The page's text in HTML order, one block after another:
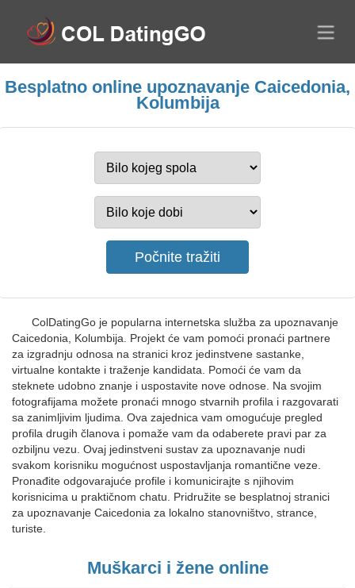
Besplatno online upoznavanje Caicedonia,
Kolumbija
ColDatingGo je popularna internetska služba za upoznavanje
Caicedonia, Kolumbija. Projekt će vam pomoći pronaći partnere
za izgradnju odnosa na stranici kroz jedinstvene sastanke,
virtualne kontakte i traženje kandidata. Pomoći će vam da
steknete udobno znanje i uspostavite nove odnose. Na svojim
fotografijama možete pronaći mnogo stvarnih profila i razgovarati
sa zanimljivim ljudima. Ova zajednica vam omogućuje pregled
profila drugih članova i pomaže vam da odaberete pravi par za
ozbiljnu vezu. Ovaj jedinstveni sustav za upoznavanje nudi
svakom korisniku mogućnost uspostavljanja romantične veze.
Pronađite odgovarajuće profile i komunicirajte s njihovim
korisnicima u praktičnom chatu. Pridružite se besplatnoj stranici
za upoznavanje Caicedonia za lokalno stanovništvo, strance,
turiste.
Muškarci i žene online